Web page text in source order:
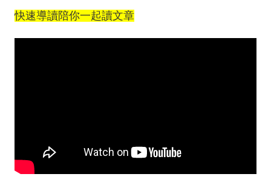
快速導讀陪你一起讀文章